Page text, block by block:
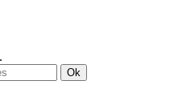
Ok